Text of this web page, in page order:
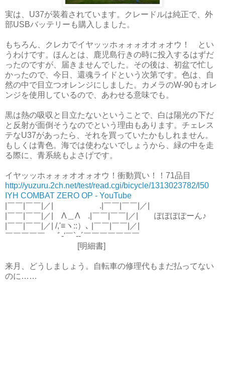
実は、U37が装着されています。クレードルは純正で、外
部USBバッテリーも購入しました。
もちろん、クレカでイヤッッホォォォオオォオウ！ とい
うわけです。ほんとは、鹿児島行きの時に投入するはずだ
ったのですが、届きませんでした。その後は、初盆で忙し
かったので、今日、還魂ライドという次第です。色は、自
然の中で目立つオレンジにしました。カメラのW-90もオレ
ンジを使用しているので、あわせる意味でも。
黒は熱の吸収と目立たないということで、白は陽光の下だ
と反射が面倒そうなのでという理由もあります。チェレス
テなU37があったら、それを買っていたかもしれません。
もしくは青色。海では使わないでしょうから、緑の中を走
る際に、青系統もよさげです。
イヤッッホォォォオオォオウ！衝動買い！！71品目
http://yuzuru.2ch.net/test/read.cgi/bicycle/1313023782/l50
IYH COMBAT ZERO OP - YouTube
|￣￣|￣￣|／| .|￣￣|￣￣|／|
|￣￣|￣￣|／| Λ＿Λ .|￣￣|￣￣|／| ぽぽぽぽーん♪
|￣￣|￣￣|／| /,'≡ヽ::）､ |￣￣|￣￣|／|
￣￣￣￣￣ ﾞ-'￣`--´￣￣￣￣￣￣￣
[明細書]
来月、どうしましょう。自転車の修理代もまだ払ってない
のに……